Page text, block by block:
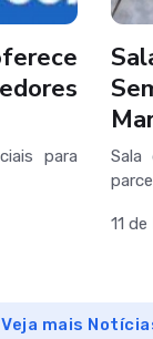
para
Sala
11
Veja mais